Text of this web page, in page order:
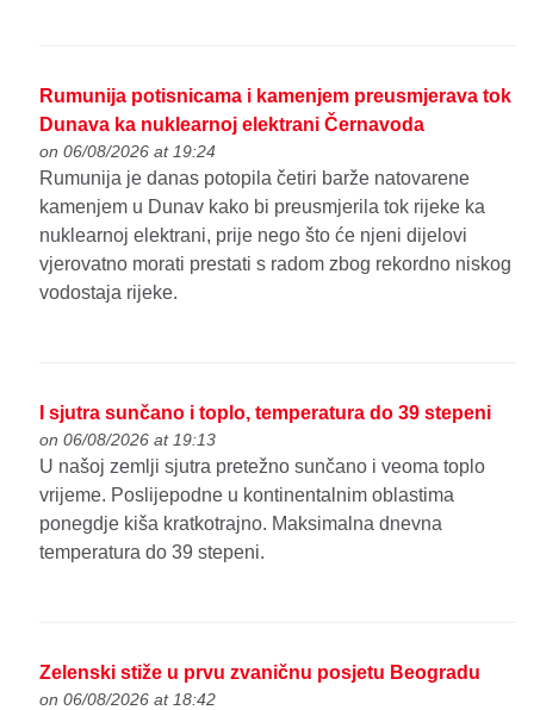
Rumunija potisnicama i kamenjem preusmjerava tok
Dunava ka nuklearnoj elektrani Černavoda
on 06/08/2026 at 19:24
Rumunija je danas potopila četiri barže natovarene
kamenjem u Dunav kako bi preusmjerila tok rijeke ka
nuklearnoj elektrani, prije nego što će njeni dijelovi
vjerovatno morati prestati s radom zbog rekordno niskog
vodostaja rijeke.
I sjutra sunčano i toplo, temperatura do 39 stepeni
on 06/08/2026 at 19:13
U našoj zemlji sjutra pretežno sunčano i veoma toplo
vrijeme. Poslijepodne u kontinentalnim oblastima
ponegdje kiša kratkotrajno. Maksimalna dnevna
temperatura do 39 stepeni.
Zelenski stiže u prvu zvaničnu posjetu Beogradu
on 06/08/2026 at 18:42